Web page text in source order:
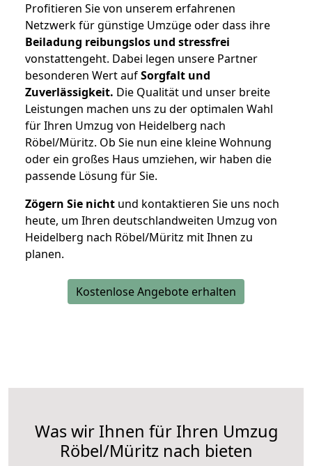
Profitieren Sie von unserem erfahrenen
Netzwerk für günstige Umzüge oder dass ihre
Beiladung reibungslos und stressfrei
vonstattengeht. Dabei legen unsere Partner
besonderen Wert aufSorgfalt und
Zuverlässigkeit. Die Qualität und unser breite
Leistungen machen uns zu der optimalen Wahl
für Ihren Umzug von Heidelberg nach
Röbel/Müritz. Ob Sie nun eine kleine Wohnung
oder ein großes Haus umziehen, wir haben die
passende Lösung für Sie.
Zögern Sie nicht und kontaktieren Sie uns noch
heute, um Ihren deutschlandweiten Umzug von
Heidelberg nach Röbel/Müritz mit Ihnen zu
planen.
Kostenlose Angebote erhalten
Was wir Ihnen für Ihren Umzug
Röbel/Müritz nach bieten